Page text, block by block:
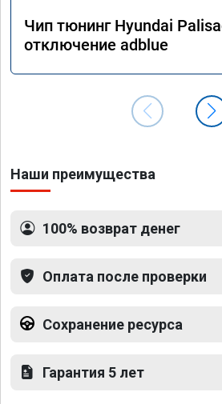
Чип тюнинг Hyundai
отключение adblue
Наши преимущества
100% возврат денег
Оплата после проверки
Сохранение ресурса
Гарантия 5 лет